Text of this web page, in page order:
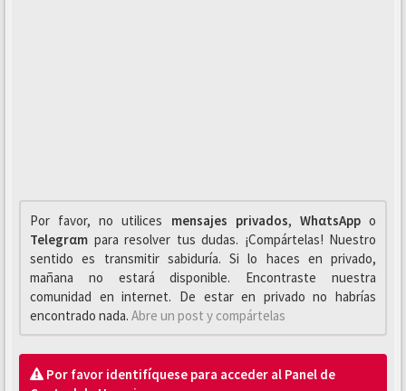
Por favor, no utilices mensajes privados, WhαtsAppo
Telegrαm para resolver tus dudas. ¡Compártelas! Nuestro
sentido es transmitir sabiduría. Si lo haces en privado,
mañana no estará disponible. Encontraste nuestra
comunidad en internet. De estar en privado no habrías
encontrado nada. Abre un post y compártelas
Por favor identifíquese para acceder al Panel de